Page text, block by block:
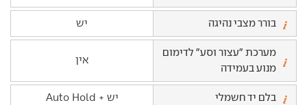
בורר מצבי נהיגה יש
מערכת "עצור וסע" לדימום
מנוע בעמידה
אין
בלם יד חשמלי יש + Auto Hold